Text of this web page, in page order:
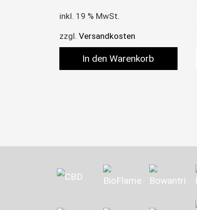
inkl. 19 % MwSt.
zzgl. Versandkosten
In den Warenkorb